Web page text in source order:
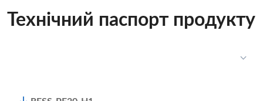
Технічний паспорт продукту